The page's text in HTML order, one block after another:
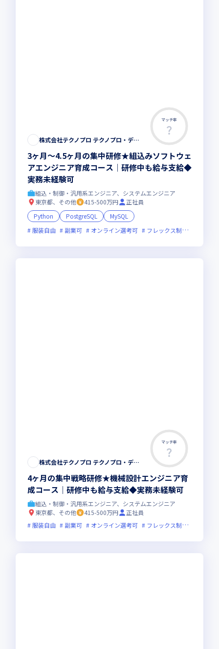
マッチ率
株式会社テクノプロ テクノプロ・デザイン社
3ヶ月～4.5ヶ月の集中研修★組込みソフトウェ
アエンジニア育成コース｜研修中も給与支給◆
実務未経験可
組込・制御・汎用系エンジニア、システムエンジニア
東京都、その他
415-500万円
正社員
Python
PostgreSQL
MySQL
服装自由
副業可 オンライン選考可 フレックス制度あり
マッチ率
株式会社テクノプロ テクノプロ・デザイン社
4ヶ月の集中戦略研修★機械設計エンジニア育
成コース｜研修中も給与支給◆実務未経験可
組込・制御・汎用系エンジニア、システムエンジニア
東京都、その他
415-500万円
正社員
服装自由
副業可 オンライン選考可 フレックス制度あり